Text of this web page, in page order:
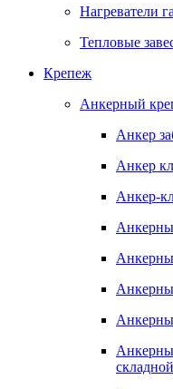
Нагреватели
Тепловые
Крепеж
Анкерный
Анкер
Анкер
Анкер-